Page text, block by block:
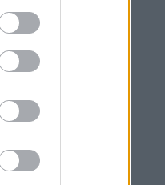
στρες τεστ
Τα ανοιχτά μέτωπα για την
της ελληνικής βιομηχανίας
«κόκκινες γραμμές» για το
και τι αλλάζει σε
Τράπεζες: Στα 55,5 εκατ.